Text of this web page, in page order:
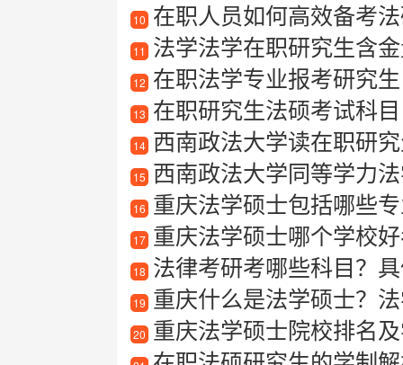
10 在职人员如何高效备考法
11 法学法学在职研究生含
12 在职法学专业报考研究生
13 在职研究生法硕考试科目
14 西南政法大学读在职研
15 西南政法大学同等学力
16 重庆法学硕士包括哪些
17 重庆法学硕士哪个学校
18 法律考研考哪些科目？
19 重庆什么是法学硕士？
20 重庆法学硕士院校排名